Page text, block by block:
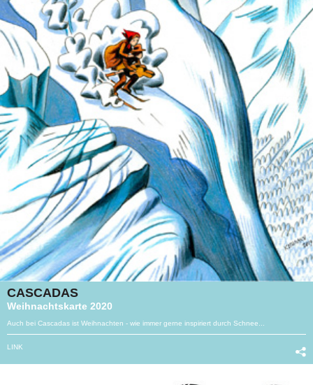
CASCADAS
Weihnachtskarte 2020
Auch bei Cascadas ist Weihnachten - wie immer gerne inspiriert durch Schnee...
LINK